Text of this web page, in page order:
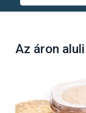
Az áron